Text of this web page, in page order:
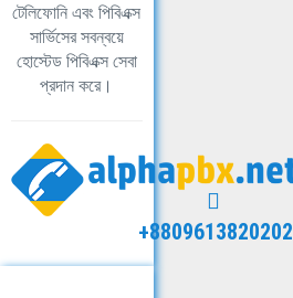
টেলিফোনি এবং পিবিএক্স
সার্ভিসের সবন্বয়ে
হোস্টেড পিবিএক্স সেবা
প্রদান করে।
+8809613820202